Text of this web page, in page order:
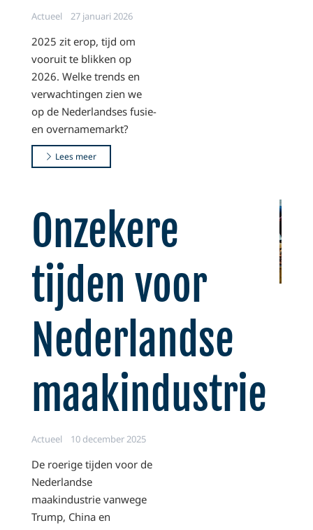
Actueel 27 januari 2026
2025 zit erop, tijd om
vooruit te blikken op
2026. Welke trends en
verwachtingen zien we
op de Nederlandses fusie-
en overnamemarkt?
Lees meer
Onzekere
tijden voor
Nederlandse
maakindustrie
Actueel 10 december 2025
De roerige tijden voor de
Nederlandse
maakindustrie vanwege
Trump, China en